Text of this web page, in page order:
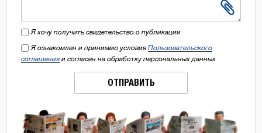
Я хочу получить свидетельство о публикации
Я ознакомлен и принимаю условия Пользовательского
соглашения и согласен на обработку персональных данных
ОТПРАВИТЬ